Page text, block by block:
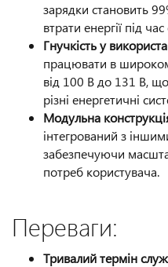
зарядки становить
втрати енергії під час
Гнучкість у
працювати в
від 100 В до 131 В,
різні енергетичні
Модульна
інтегрований з
забезпечуючи
потреб користувача.
Переваги:
Тривалий термін